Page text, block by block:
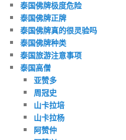
泰国佛牌极度危险
泰国佛牌正牌
泰国佛牌真的很灵验吗
泰国佛牌种类
泰国旅游注意事项
泰国高僧
亚赞多
周冠史
山卡拉培
山卡拉杨
阿赞仲